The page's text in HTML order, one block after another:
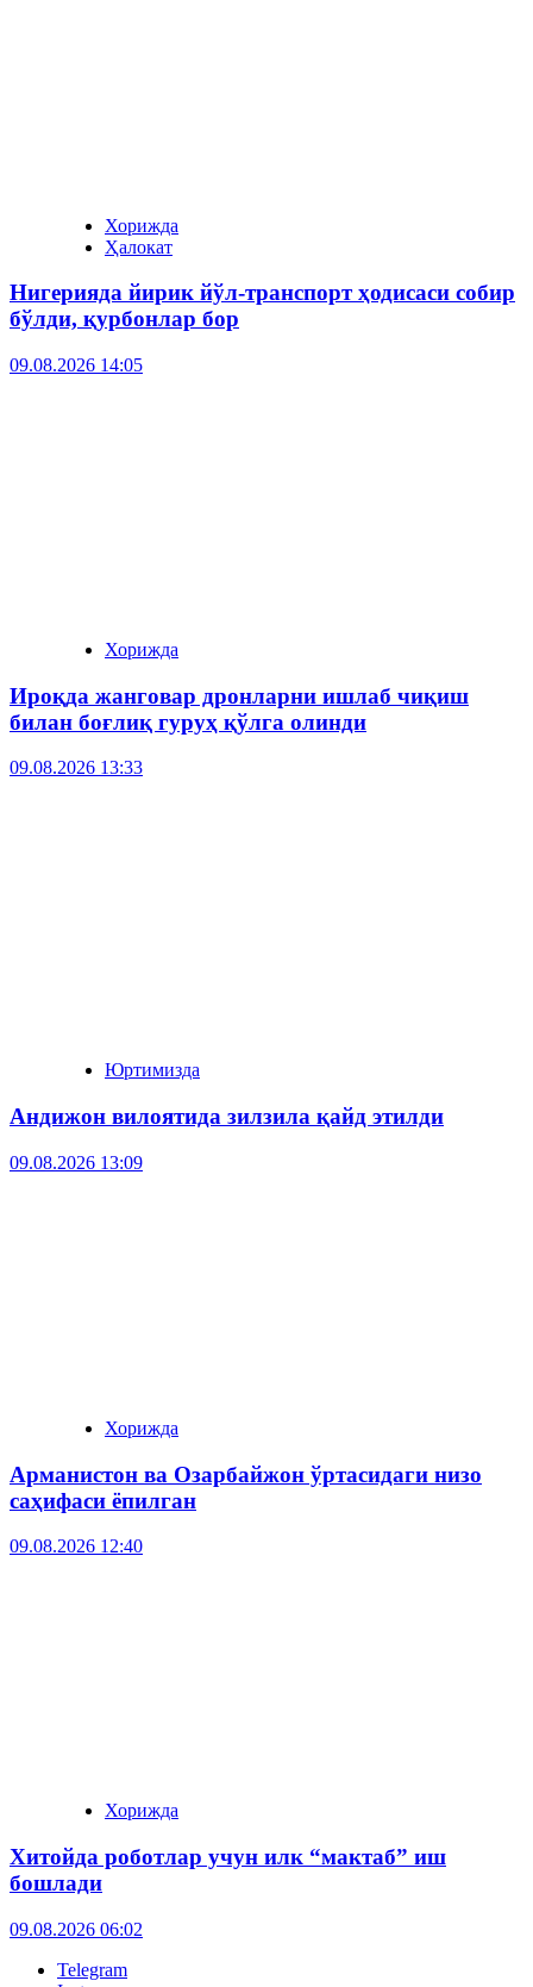
Хорижда
Ҳалокат
Нигерияда йирик йўл-транспорт ҳодисаси собир
бўлди, қурбонлар бор
09.08.2026 14:05
Хорижда
Ироқда жанговар дронларни ишлаб чиқиш
билан боғлиқ гуруҳ қўлга олинди
09.08.2026 13:33
Юртимизда
Андижон вилоятида зилзила қайд этилди
09.08.2026 13:09
Хорижда
Арманистон ва Озарбайжон ўртасидаги низо
саҳифаси ёпилган
09.08.2026 12:40
Хорижда
Хитойда роботлар учун илк “мактаб” иш
бошлади
09.08.2026 06:02
Telegram